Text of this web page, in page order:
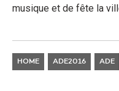
musique et de fête la
HOME ADE2016 ADE